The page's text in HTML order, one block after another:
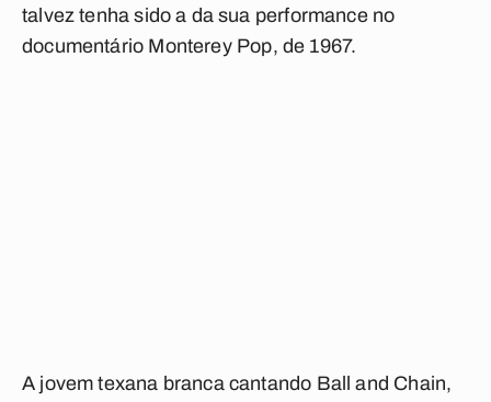
talvez tenha sido a da sua performance no
documentário Monterey Pop, de 1967.
A jovem texana branca cantando Ball and Chain,